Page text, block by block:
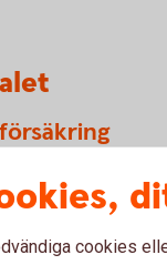
dig med
placeras
utan
cookies